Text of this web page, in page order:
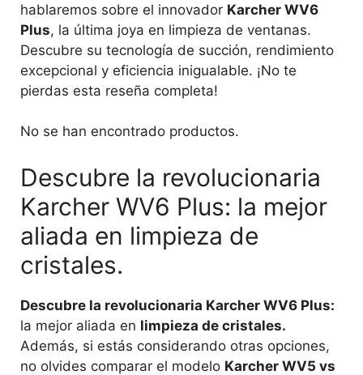
hablaremos sobre el innovador Karcher WV6
Plus, la última joya en limpieza de ventanas.
Descubre su tecnología de succión, rendimiento
excepcional y eficiencia inigualable. ¡No te
pierdas esta reseña completa!
No se han encontrado productos.
Descubre la revolucionaria
Karcher WV6 Plus: la mejor
aliada en limpieza de
cristales.
Descubre la revolucionaria Karcher WV6 Plus:
la mejor aliada en limpieza de cristales.
Además, si estás considerando otras opciones,
no olvides comparar el modelo Karcher WV5 vs